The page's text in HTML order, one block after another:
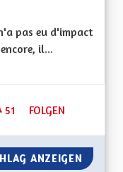
pas eu d'impact
il...
51 51 FOLLOWER
FOLGEN
REVENIR AUX
ANZEIGEN